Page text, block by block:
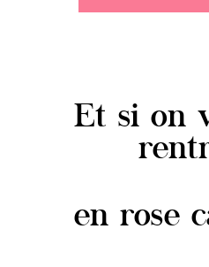
Et si on
en rose